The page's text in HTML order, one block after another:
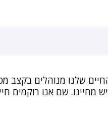
שלנו מנוהלים בקצב
מחיינו. שם אנו